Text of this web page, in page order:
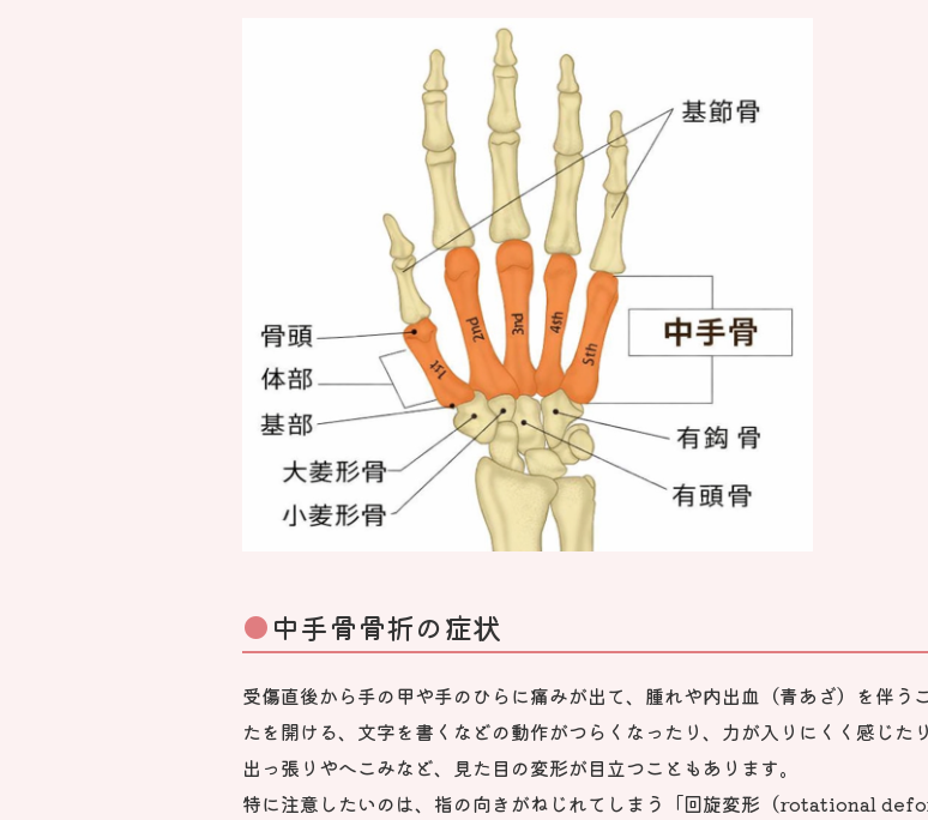
中手骨骨折の症状
受傷直後から手の甲や手のひらに痛みが出て、腫れや内出血（青あざ）を伴
たを開ける、文字を書くなどの動作がつらくなったり、力が入りにくく感じ
出っ張りやへこみなど、見た目の変形が目立つこともあります。
特に注意したいのは、指の向きがねじれてしまう「回旋変形（rotational